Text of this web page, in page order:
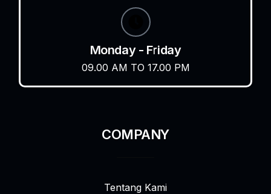
Monday - Friday
09.00 AM TO 17.00 PM
COMPANY
Tentang Kami